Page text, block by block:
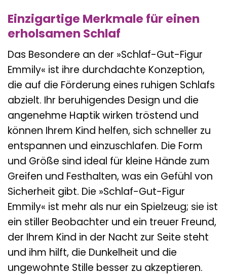
Einzigartige Merkmale für einen
erholsamen Schlaf
Das Besondere an der »Schlaf-Gut-Figur
Emmily« ist ihre durchdachte Konzeption,
die auf die Förderung eines ruhigen Schlafs
abzielt. Ihr beruhigendes Design und die
angenehme Haptik wirken tröstend und
können Ihrem Kind helfen, sich schneller zu
entspannen und einzuschlafen. Die Form
und Größe sind ideal für kleine Hände zum
Greifen und Festhalten, was ein Gefühl von
Sicherheit gibt. Die »Schlaf-Gut-Figur
Emmily« ist mehr als nur ein Spielzeug; sie ist
ein stiller Beobachter und ein treuer Freund,
der Ihrem Kind in der Nacht zur Seite steht
und ihm hilft, die Dunkelheit und die
ungewohnte Stille besser zu akzeptieren.